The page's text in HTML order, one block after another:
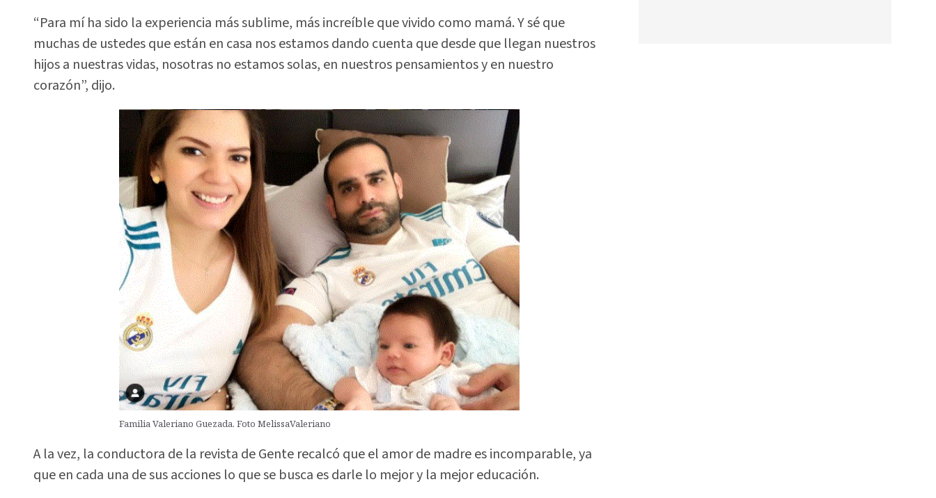
“Para mí ha sido la experiencia más sublime, más increíble que vivido como mamá. Y sé que
muchas de ustedes que están en casa nos estamos dando cuenta que desde que llegan nuestros
hijos a nuestras vidas, nosotras no estamos solas, en nuestros pensamientos y en nuestro
corazón”, dijo.
Familia Valeriano Guezada. Foto MelissaValeriano
A la vez, la conductora de la revista de Gente recalcó que el amor de madre es incomparable, ya
que en cada una de sus acciones lo que se busca es darle lo mejor y la mejor educación.